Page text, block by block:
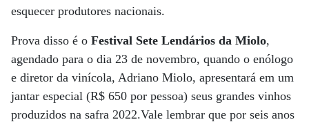
esquecer produtores nacionais.
Prova disso é o Festival Sete Lendários da Miolo,
agendado para o dia 23 de novembro, quando o enólogo
e diretor da vinícola, Adriano Miolo, apresentará em um
jantar especial (R$ 650 por pessoa) seus grandes vinhos
produzidos na safra 2022.Vale lembrar que por seis anos